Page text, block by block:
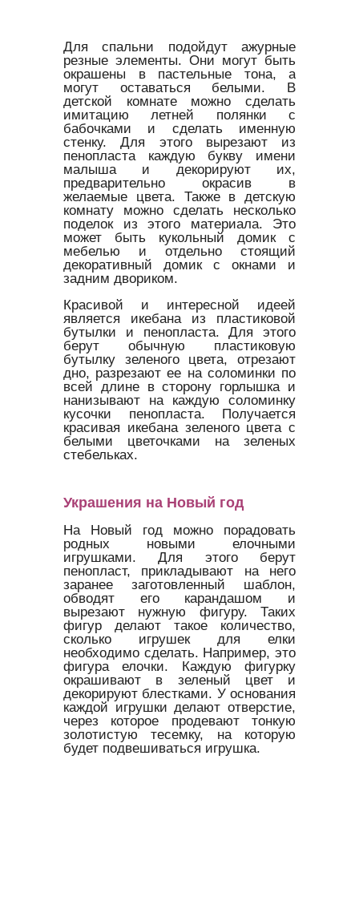
Для спальни подойдут ажурные
резные элементы. Они могут быть
окрашены в пастельные тона, а
могут оставаться белыми. В
детской комнате можно сделать
имитацию летней полянки с
бабочками и сделать именную
стенку. Для этого вырезают из
пенопласта каждую букву имени
малыша и декорируют их,
предварительно окрасив в
желаемые цвета. Также в детскую
комнату можно сделать несколько
поделок из этого материала. Это
может быть кукольный домик с
мебелью и отдельно стоящий
декоративный домик с окнами и
задним двориком.
Красивой и интересной идеей
является икебана из пластиковой
бутылки и пенопласта. Для этого
берут обычную пластиковую
бутылку зеленого цвета, отрезают
дно, разрезают ее на соломинки по
всей длине в сторону горлышка и
нанизывают на каждую соломинку
кусочки пенопласта. Получается
красивая икебана зеленого цвета с
белыми цветочками на зеленых
стебельках.
Украшения на Новый год
На Новый год можно порадовать
родных новыми елочными
игрушками. Для этого берут
пенопласт, прикладывают на него
заранее заготовленный шаблон,
обводят его карандашом и
вырезают нужную фигуру. Таких
фигур делают такое количество,
сколько игрушек для елки
необходимо сделать. Например, это
фигура елочки. Каждую фигурку
окрашивают в зеленый цвет и
декорируют блестками. У основания
каждой игрушки делают отверстие,
через которое продевают тонкую
золотистую тесемку, на которую
будет подвешиваться игрушка.